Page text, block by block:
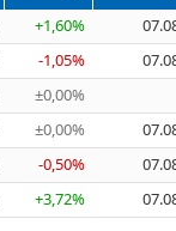
+1,60%
-1,05%
±0,00%
±0,00%
-0,50%
+3,72%